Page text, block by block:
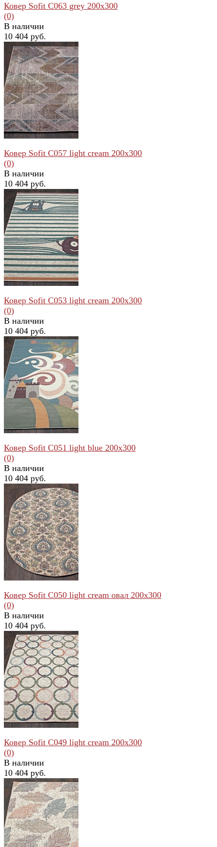
избранное сравнить
Ковер Sofit C063 grey 200x300
(0)
В наличии
10 404 руб.
избранное сравнить
Ковер Sofit C057 light cream 200x300
(0)
В наличии
10 404 руб.
избранное сравнить
Ковер Sofit C053 light cream 200x300
(0)
В наличии
10 404 руб.
избранное сравнить
Ковер Sofit C051 light blue 200x300
(0)
В наличии
10 404 руб.
избранное сравнить
Ковер Sofit C050 light cream овал 200x300
(0)
В наличии
10 404 руб.
избранное сравнить
Ковер Sofit C049 light cream 200x300
(0)
В наличии
10 404 руб.